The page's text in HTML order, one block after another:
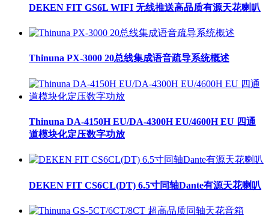
DEKEN FIT GS6L WIFI 无线推送高品质有源天花喇叭
Thinuna PX-3000 20总线集成语音疏导系统概述
Thinuna DA-4150H EU/DA-4300H EU/4600H EU 四通
道模块化定压数字功放
DEKEN FIT CS6CL(DT) 6.5寸同轴Dante有源天花喇叭